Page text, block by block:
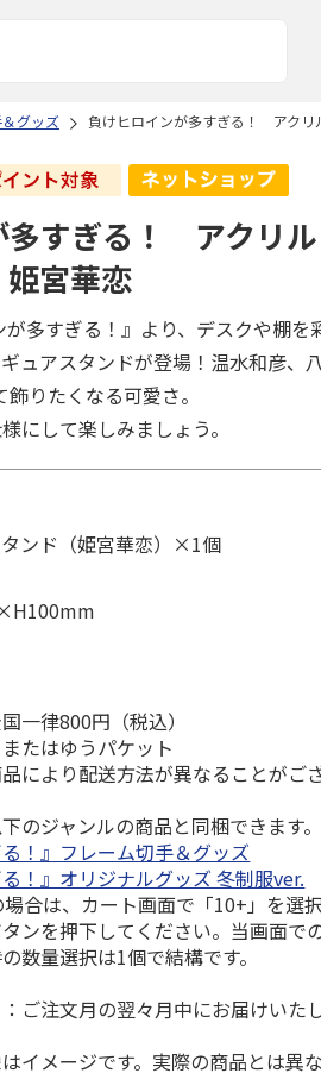
グッズ 負けヒロインが多すぎる！ アクリ
多すぎる！ アクリ
宮華恋
多すぎる！』より、デスクや棚を
ュアスタンドが登場！温水和彦、
りたくなる可愛さ。
にして楽しみましょう。
ンド（姫宮華恋）×1個
一律800円（税込）
たはゆうパケット
により配送方法が異なることがござ
のジャンルの商品と同梱できます。
！』フレーム切手＆グッズ
！』オリジナルグッズ 冬制服ver.
合は、カート画面で「10+」を選
ンを押下してください。当画面で
数量選択は1個で結構です。
ご注文月の翌々月中にお届けいたし
イメージです。実際の商品とは異